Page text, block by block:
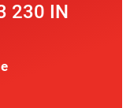
230 IN